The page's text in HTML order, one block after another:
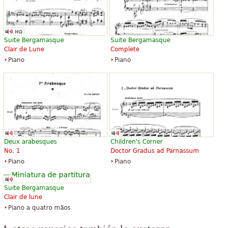
Suite Bergamasque
Clair de Lune
Piano
Suite Bergamasque
Complete
Piano
Deux arabesques
No. 1
Piano
Children's Corner
Doctor Gradus ad Parnassum
Piano
Suite Bergamasque
Clair de lune
Piano a quatro mãos